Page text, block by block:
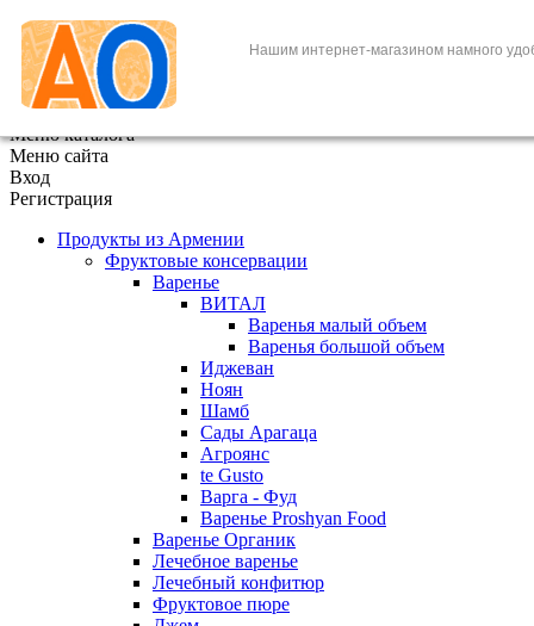
Нашим интернет-магазином намного
+7 (495) 646-888-1
В корзине 0 товаров
Меню каталога
Меню сайта
Вход
Регистрация
Продукты из Армении
Фруктовые консервации
Варенье
ВИТАЛ
Варенья малый объем
Варенья большой объем
Иджеван
Ноян
Шамб
Сады Арагаца
Агроянс
te Gusto
Варга - Фуд
Варенье Proshyan Food
Варенье Органик
Лечебное варенье
Лечебный конфитюр
Фруктовое пюре